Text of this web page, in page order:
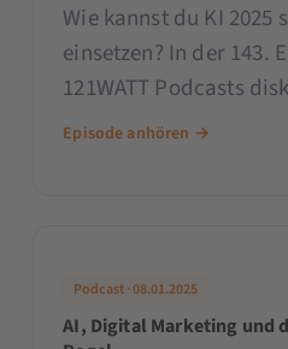
Wie kannst du KI 2025
einsetzen? In der 143.
121WATT Podcasts
Sarah und Patrick über
Episode anhören →
Podcast · 08.01.2025
AI, Digital Marketing und